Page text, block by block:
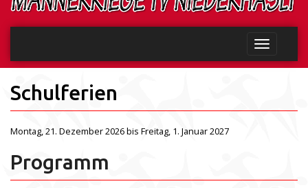
Schulferien
Montag, 21. Dezember 2026 bis Freitag, 1. Januar 2027
Programm